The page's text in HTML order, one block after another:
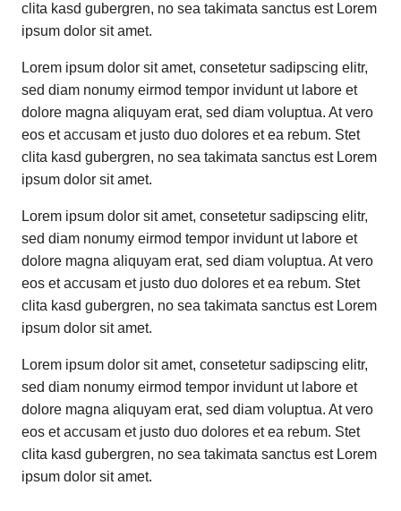
clita kasd gubergren, no sea takimata sanctus est Lorem
ipsum dolor sit amet.
Lorem ipsum dolor sit amet, consetetur sadipscing elitr,
sed diam nonumy eirmod tempor invidunt ut labore et
dolore magna aliquyam erat, sed diam voluptua. At vero
eos et accusam et justo duo dolores et ea rebum. Stet
clita kasd gubergren, no sea takimata sanctus est Lorem
ipsum dolor sit amet.
Lorem ipsum dolor sit amet, consetetur sadipscing elitr,
sed diam nonumy eirmod tempor invidunt ut labore et
dolore magna aliquyam erat, sed diam voluptua. At vero
eos et accusam et justo duo dolores et ea rebum. Stet
clita kasd gubergren, no sea takimata sanctus est Lorem
ipsum dolor sit amet.
Lorem ipsum dolor sit amet, consetetur sadipscing elitr,
sed diam nonumy eirmod tempor invidunt ut labore et
dolore magna aliquyam erat, sed diam voluptua. At vero
eos et accusam et justo duo dolores et ea rebum. Stet
clita kasd gubergren, no sea takimata sanctus est Lorem
ipsum dolor sit amet.